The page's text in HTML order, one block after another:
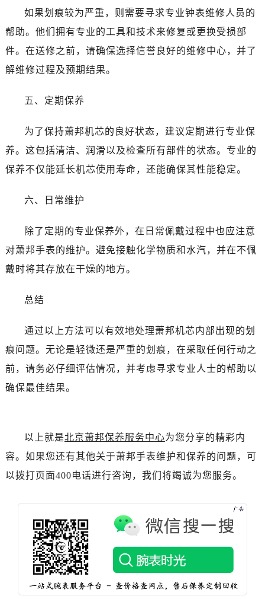
如果划痕较为严重，则需要寻求专业钟表维修人员的
帮助。他们拥有专业的工具和技术来修复或更换受损部
件。在送修之前，请确保选择信誉良好的维修中心，并了
解维修过程及预期结果。
五、定期保养
为了保持萧邦机芯的良好状态，建议定期进行专业保
养。这包括清洁、润滑以及检查所有部件的状态。专业的
保养不仅能延长机芯使用寿命，还能确保其性能稳定。
六、日常维护
除了定期的专业保养外，在日常佩戴过程中也应注意
对萧邦手表的维护。避免接触化学物质和水汽，并在不佩
戴时将其存放在干燥的地方。
总结
通过以上方法可以有效地处理萧邦机芯内部出现的划
痕问题。无论是轻微还是严重的划痕，在采取任何行动之
前，请务必仔细评估情况，并考虑寻求专业人士的帮助以
确保最佳结果。
以上就是北京萧邦保养服务中心为您分享的精彩内
容。如果您还有其他关于萧邦手表维护和保养的问题，可
以拨打页面400电话进行咨询，我们将竭诚为您服务。